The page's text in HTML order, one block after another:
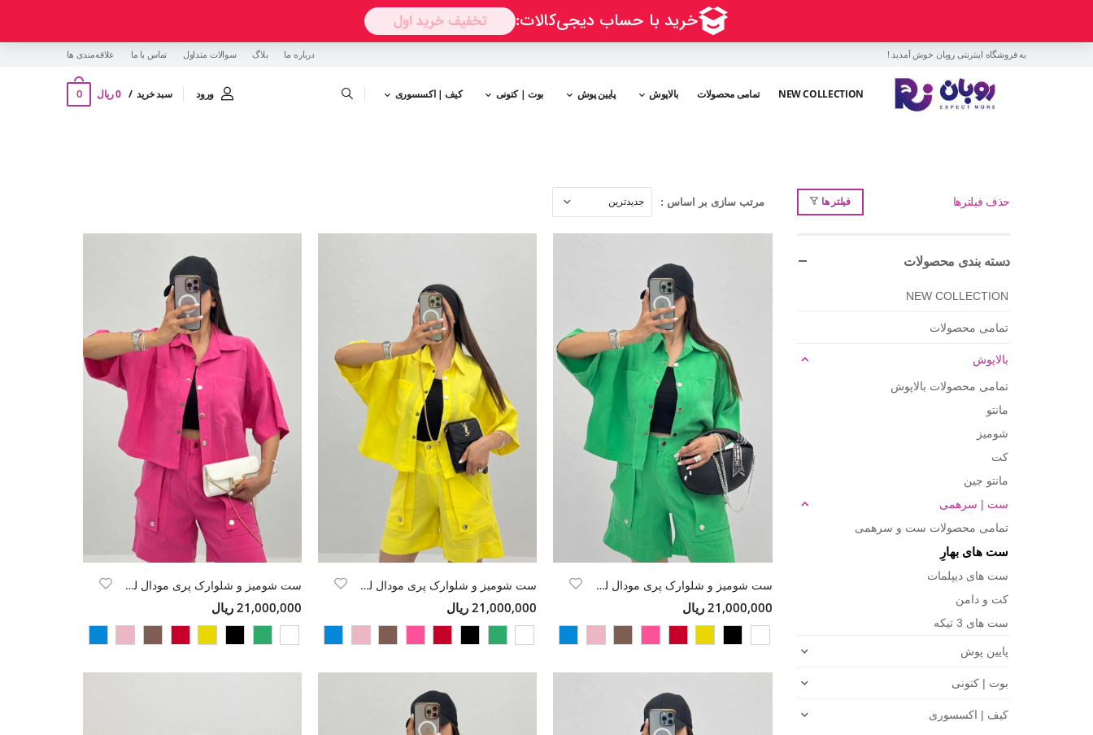
به فروشگاه اینترنتی روبان خوش آمدید ! درباره ما بلاگ سوالات متداول تماس با ما ‌علاقه‌مندی ها
NEW COLLECTION تمامی محصولات بالاپوش پایین پوش بوت | کتونی کیف | اکسسوری ورود سبد خرید 0 ریال 0
فیلتر ها حذف فیلترها
دسته بندی محصولات
NEW COLLECTION
تمامی محصولات
بالاپوش
تمامی محصولات بالاپوش
مانتو
شومیز
کت
مانتو جین
ست | سرهمی
تمامی محصولات ست و سرهمی
ست های بهارِ
ست های دیپلمات
کت و دامن
ست های 3 تیکه
پایین پوش
بوت | کتونی
کیف | اکسسوری
مرتب سازی بر اساس :
ست شومیز و شلوارک پری مودال لونیا
21,000,000 ریال
ست شومیز و شلوارک پری مودال لونیا
21,000,000 ریال
ست شومیز و شلوارک پری مودال لونیا
21,000,000 ریال